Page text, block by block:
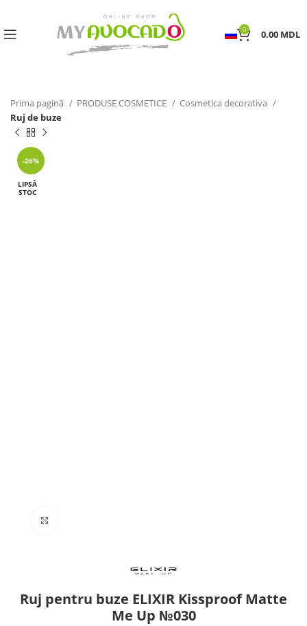
0 0.00 MDL
Prima pagină PRODUSE COSMETICE
Cosmetica decorativa
Ruj de buze
-26%
LIPSĂ
STOC
Ruj pentru buze ELIXIR Kissproof Matte
Me Up №030